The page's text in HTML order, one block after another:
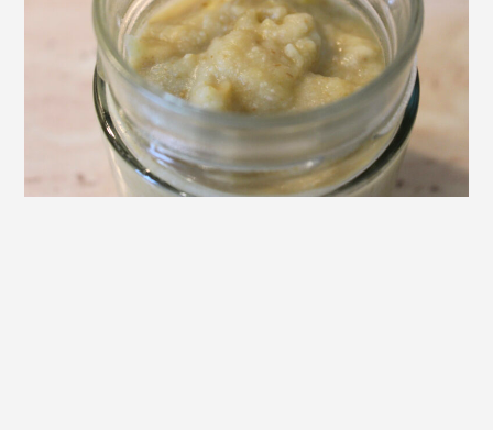
Cocktail-uri
Smoothies
Ceva Dulce
Biscuiți, Bomboane și
Fursecuri